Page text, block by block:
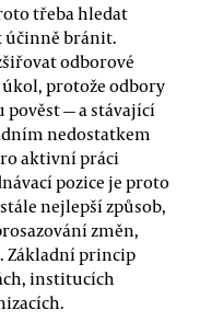
třeba hledat
účinně bránit.
odborové
protože odbory
— a stávající
nedostatkem
aktivní práci
pozice je proto
nejlepší způsob,
změn,
Základní princip
institucích